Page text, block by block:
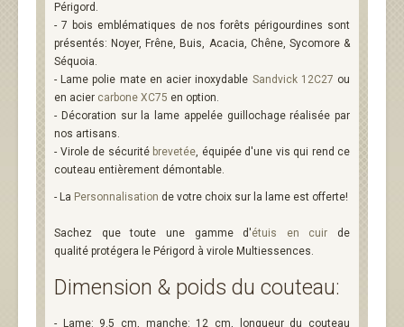
Périgord.
- 7 bois emblématiques de nos forêts périgourdines sont
présentés: Noyer, Frêne, Buis, Acacia, Chêne, Sycomore &
Séquoia.
- Lame polie mate en acier inoxydable Sandvick 12C27 ou
en acier carbone XC75 en option.
- Décoration sur la lame appelée guillochage réalisée par
nos artisans.
- Virole de sécurité brevetée, équipée d'une vis qui rend ce
couteau entièrement démontable.
- La Personnalisation de votre choix sur la lame est offerte!
Sachez que toute une gamme d'étuis en cuir de
qualité protégera le Périgord à virole Multiessences.
Dimension & poids du couteau:
- Lame: 9.5 cm, manche: 12 cm, longueur du couteau